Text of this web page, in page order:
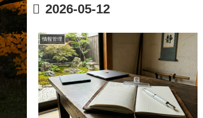
2026-05-12
情報管理